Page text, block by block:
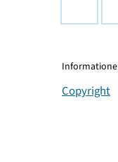
Copyright